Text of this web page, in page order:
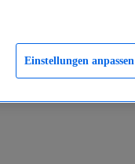
Einstellungen anpassen